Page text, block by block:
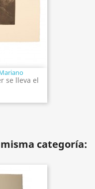
se lleva el
categoría: